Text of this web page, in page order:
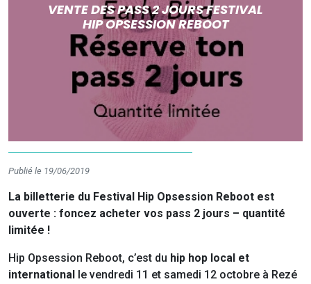
VENTE DES PASS 2 JOURS FESTIVAL
HIP OPSESSION REBOOT
Publié le 19/06/2019
La billetterie du Festival Hip Opsession Reboot est
ouverte : foncez acheter vos pass 2 jours – quantité
limitée !
Hip Opsession Reboot, c’est du hip hop local et
international
le vendredi 11 et samedi 12 octobre à Rezé